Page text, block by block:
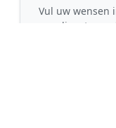
Vul uw wensen
dienst u